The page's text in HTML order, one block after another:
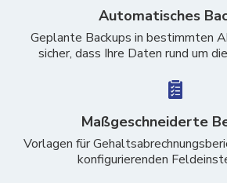
Automatisches
Geplante Backups in bestimmten
sicher, dass Ihre Daten rund um
Maßgeschneiderte
Vorlagen für
konfigurierenden